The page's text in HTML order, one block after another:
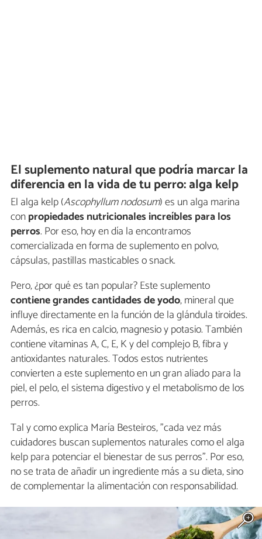
El suplemento natural que podría marcar la
diferencia en la vida de tu perro: alga kelp
El alga kelp (Ascophyllum nodosum) es un alga marina
conpropiedades nutricionales increíbles para los
perros. Por eso, hoy en día la encontramos
comercializada en forma de suplemento en polvo,
cápsulas, pastillas masticables o snack.
Pero, ¿por qué es tan popular? Este suplemento
contiene grandes cantidades de yodo, mineral que
influye directamente en la función de la glándula tiroides.
Además, es rica en calcio, magnesio y potasio. También
contiene vitaminas A, C, E, K y del complejo B, fibra y
antioxidantes naturales. Todos estos nutrientes
convierten a este suplemento en un gran aliado para la
piel, el pelo, el sistema digestivo y el metabolismo de los
perros.
Tal y como explica María Besteiros, "cada vez más
cuidadores buscan suplementos naturales como el alga
kelp para potenciar el bienestar de sus perros". Por eso,
no se trata de añadir un ingrediente más a su dieta, sino
de complementar la alimentación con responsabilidad.